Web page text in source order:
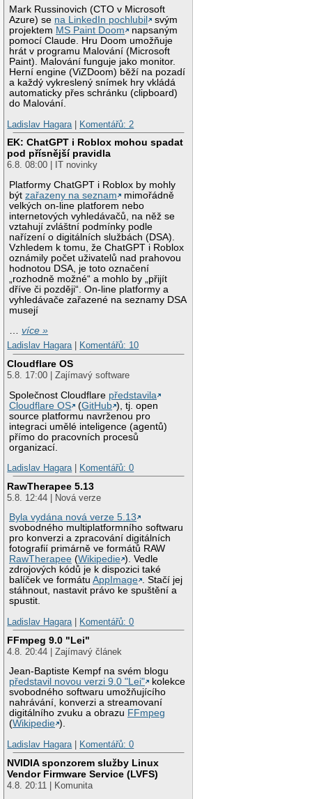
Mark Russinovich (CTO v Microsoft
Azure) se na LinkedIn pochlubil
svým
projektem MS Paint Doom
napsaným
pomocí Claude. Hru Doom umožňuje
hrát v programu Malování (Microsoft
Paint). Malování funguje jako monitor.
Herní engine (ViZDoom) běží na pozadí
a každý vykreslený snímek hry vkládá
automaticky přes schránku (clipboard)
do Malování.
Ladislav Hagara
Komentářů: 2
EK: ChatGPT i Roblox mohou spadat
pod přísnější pravidla
6.8. 08:00 | IT novinky
Platformy ChatGPT i Roblox by mohly
býtzařazeny na seznam
mimořádně
velkých on-line platforem nebo
internetových vyhledávačů, na něž se
vztahují zvláštní podmínky podle
nařízení o digitálních službách (DSA).
Vzhledem k tomu, že ChatGPT i Roblox
oznámily počet uživatelů nad prahovou
hodnotou DSA, je toto označení
„rozhodně možné“ a mohlo by „přijít
dříve či později“. On-line platformy a
vyhledávače zařazené na seznamy DSA
musejí
…více »
Ladislav Hagara| Komentářů: 10
Cloudflare OS
5.8. 17:00 | Zajímavý software
Společnost Cloudflare představila
Cloudflare OS
(GitHub ), tj. open
source platformu navrženou pro
integraci umělé inteligence (agentů)
přímo do pracovních procesů
organizací.
Ladislav Hagara| Komentářů: 0
RawTherapee 5.13
5.8. 12:44 | Nová verze
Byla vydána nová verze 5.13
svobodného multiplatformního softwaru
pro konverzi a zpracování digitálních
fotografií primárně ve formátů RAW
RawTherapee (Wikipedie ). Vedle
zdrojových kódů je k dispozici také
balíček ve formátuAppImage . Stačí jej
stáhnout, nastavit právo ke spuštění a
spustit.
Ladislav Hagara| Komentářů: 0
FFmpeg 9.0 "Lei"
4.8. 20:44 | Zajímavý článek
Jean-Baptiste Kempf na svém blogu
představil novou verzi 9.0 "Lei"
kolekce
svobodného softwaru umožňujícího
nahrávání, konverzi a streamovaní
digitálního zvuku a obrazu FFmpeg
(Wikipedie ).
Ladislav Hagara| Komentářů: 0
NVIDIA sponzorem služby Linux
Vendor Firmware Service (LVFS)
4.8. 20:11 | Komunita